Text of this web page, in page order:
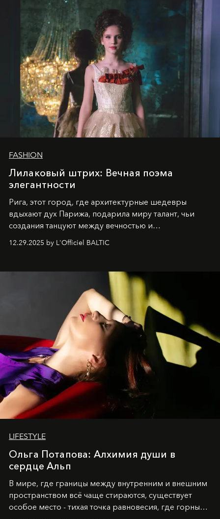
уникальное явление современной культуры.
FASHION
Лилаковый штрих: Вечная поэма
элегантности
Рига, этот город, где архитектурные шедевры
вдыхают дух Парижа, подарила миру талант, чьи
создания танцуют между вечностью и
12.29.2025 by L'Officiel BALTIC
LIFESTYLE
Ольга Потапова: Алхимия души в
сердце Альп
В мире, где границы между внутренним и внешним
пространством всё чаще стираются, существует
особое место - тихая точка равновесия, где горные